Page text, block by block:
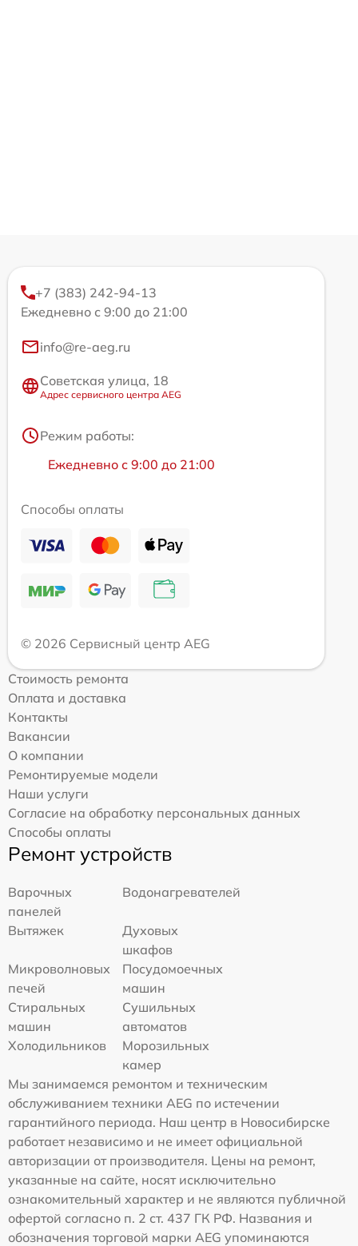
+7 (383) 242-94-13
Ежедневно с 9:00 до 21:00
info@re-aeg.ru
Советская улица, 18
Адрес сервисного центра AEG
Режим работы:
Ежедневно с 9:00 до 21:00
Способы оплаты
© 2026 Сервисный центр AEG
Стоимость ремонта
Оплата и доставка
Контакты
Вакансии
О компании
Ремонтируемые модели
Наши услуги
Согласие на обработку персональных данных
Способы оплаты
Ремонт устройств
Варочных
панелей
Водонагревателей
Вытяжек
Духовых
шкафов
Микроволновых
печей
Посудомоечных
машин
Стиральных
машин
Сушильных
автоматов
Холодильников
Морозильных
камер
Мы занимаемся ремонтом и техническим
обслуживанием техники AEG по истечении
гарантийного периода. Наш центр в Новосибирске
работает независимо и не имеет официальной
авторизации от производителя. Цены на ремонт,
указанные на сайте, носят исключительно
ознакомительный характер и не являются публичной
офертой согласно п. 2 ст. 437 ГК РФ. Названия и
обозначения торговой марки AEG упоминаются